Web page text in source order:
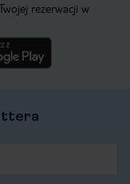
rezerwacji w